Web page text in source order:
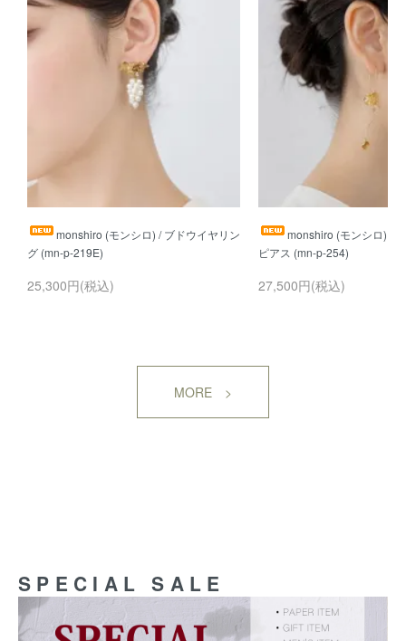
monshiro (モンシロ) / ブドウイヤリン
25,300円(税込)
monshiro (モンシロ) /
27,500円(税込)
MORE >
SPECIAL SALE